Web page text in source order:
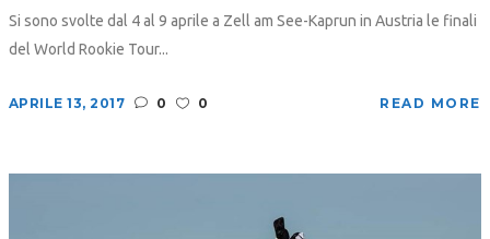
Si sono svolte dal 4 al 9 aprile a Zell am See-Kaprun in Austria le finali
del World Rookie Tour...
APRILE 13, 2017 0 0 READ MORE